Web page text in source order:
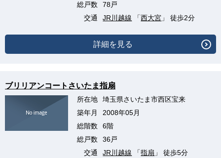
総戸数
78戸
交通
JR川越線 「西大宮 」 徒歩2分
詳細を見る
ブリリアンコートさいたま指扇
所在地
埼玉県さいたま市西区宝来
築年月
2008年05月
総階数
6階
総戸数
36戸
交通
JR川越線 「指扇 」 徒歩5分